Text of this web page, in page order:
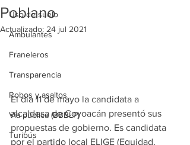
Uso de suelo
Ambulantes
Franeleros
Transparencia
Robos y asaltos
Vía pública (BBBLP)
Turibús
Poblano
Actualizado: 24 jul 2021
El día 11 de mayo la candidata a
alcaldesa de Coyoacán presentó sus
propuestas de gobierno. Es candidata
por el partido local ELIGE (Equidad,